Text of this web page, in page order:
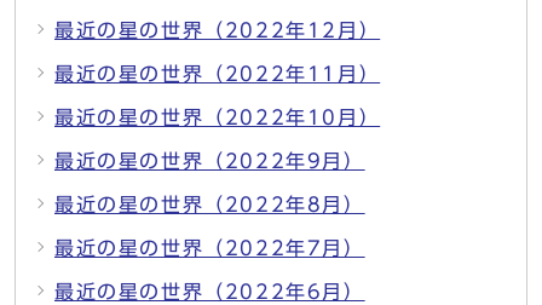
最近の星の世界（2022年12月）
最近の星の世界（2022年11月）
最近の星の世界（2022年10月）
最近の星の世界（2022年9月）
最近の星の世界（2022年8月）
最近の星の世界（2022年7月）
最近の星の世界（2022年6月）